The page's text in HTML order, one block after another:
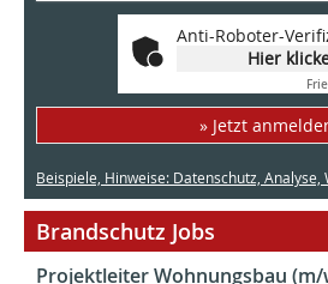
Anti-Roboter-
Hier
» Jetzt
Beispiele, Hinweise: Datenschutz, Analyse,
Brandschutz Jobs
Projektleiter Wohnungsbau